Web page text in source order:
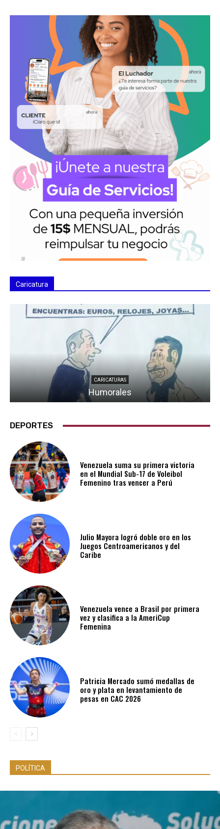
Caricatura
CARICATURAS
Humorales
DEPORTES
Venezuela suma su primera victoria
en el Mundial Sub-17 de Voleibol
Femenino tras vencer a Perú
Julio Mayora logró doble oro en los
Juegos Centroamericanos y del
Caribe
Venezuela vence a Brasil por primera
vez y clasifica a la AmeriCup
Femenina​
Patricia Mercado sumó medallas de
oro y plata en levantamiento de
pesas en CAC 2026
POLÍTICA